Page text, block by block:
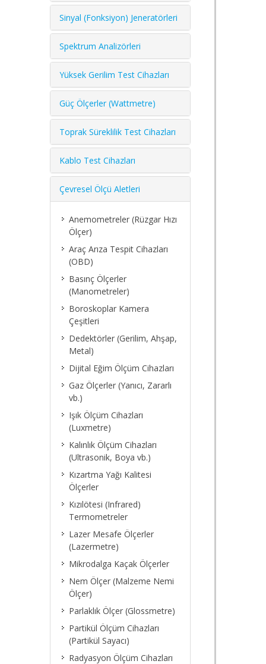
Sinyal (Fonksiyon) Jeneratörleri
Spektrum Analizörleri
Yüksek Gerilim Test Cihazları
Güç Ölçerler (Wattmetre)
Toprak Süreklilik Test Cihazları
Kablo Test Cihazları
Çevresel Ölçü Aletleri
Anemometreler (Rüzgar Hızı
Ölçer)
Araç Arıza Tespit Cihazları
(OBD)
Basınç Ölçerler
(Manometreler)
Boroskoplar Kamera
Çeşitleri
Dedektörler (Gerilim, Ahşap,
Metal)
Dijital Eğim Ölçüm Cihazları
Gaz Ölçerler (Yanıcı, Zararlı
vb.)
Işık Ölçüm Cihazları
(Luxmetre)
Kalınlık Ölçüm Cihazları
(Ultrasonik, Boya vb.)
Kızartma Yağı Kalitesi
Ölçerler
Kızılötesi (Infrared)
Termometreler
Lazer Mesafe Ölçerler
(Lazermetre)
Mikrodalga Kaçak Ölçerler
Nem Ölçer (Malzeme Nemi
Ölçer)
Parlaklık Ölçer (Glossmetre)
Partikül Ölçüm Cihazları
(Partikül Sayacı)
Radyasyon Ölçüm Cihazları